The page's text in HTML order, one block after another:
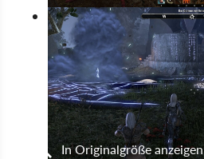
In Originalgröße anzeigen